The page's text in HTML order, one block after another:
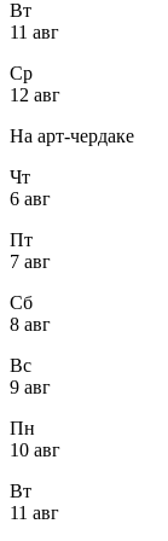
Вт
11 авг
Ср
12 авг
На арт-чердаке
Чт
6 авг
Пт
7 авг
Сб
8 авг
Вс
9 авг
Пн
10 авг
Вт
11 авг